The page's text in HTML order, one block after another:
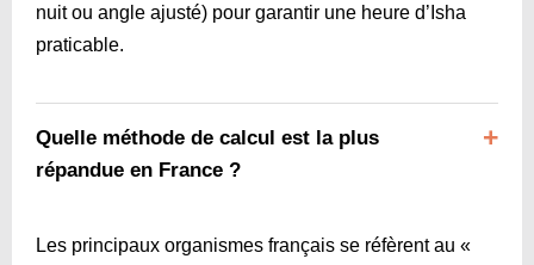
nuit ou angle ajusté) pour garantir une heure d’Isha
praticable.
Quelle méthode de calcul est la plus
répandue en France ?
Les principaux organismes français se réfèrent au «